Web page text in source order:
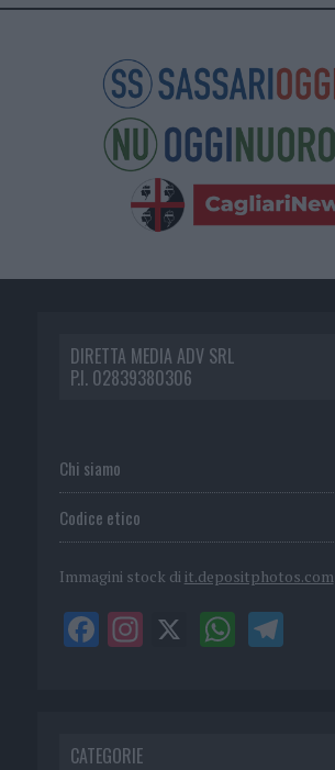
DIRETTA MEDIA ADV SRL
P.I. 02839380306
Chi siamo
Codice etico
Immagini stock di it.depositphotos.com
CATEGORIE